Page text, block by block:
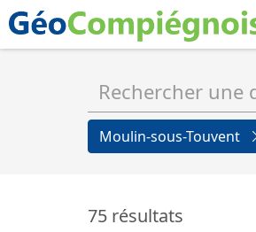
Moulin-sous-Touvent
75 résultats